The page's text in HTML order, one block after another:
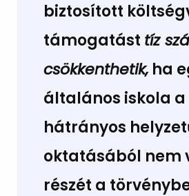
biztosított
támogatást tíz
csökkenthetik,ha
általános iskola a
hátrányos
oktatásából nem
részét a